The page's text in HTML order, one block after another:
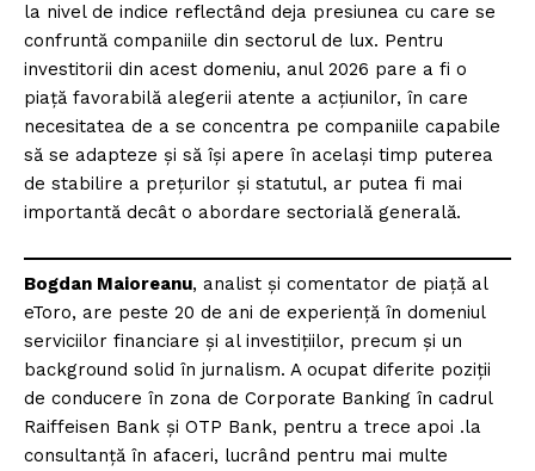
la nivel de indice reflectând deja presiunea cu care se
confruntă companiile din sectorul de lux. Pentru
investitorii din acest domeniu, anul 2026 pare a fi o
piață favorabilă alegerii atente a acțiunilor, în care
necesitatea de a se concentra pe companiile capabile
să se adapteze și să își apere în același timp puterea
de stabilire a prețurilor și statutul, ar putea fi mai
importantă decât o abordare sectorială generală.
Bogdan Maioreanu, analist și comentator de piață al
eToro, are peste 20 de ani de experiență în domeniul
serviciilor financiare și al investițiilor, precum și un
background solid în jurnalism. A ocupat diferite poziții
de conducere în zona de Corporate Banking în cadrul
Raiffeisen Bank și OTP Bank, pentru a trece apoi .la
consultanță în afaceri, lucrând pentru mai multe